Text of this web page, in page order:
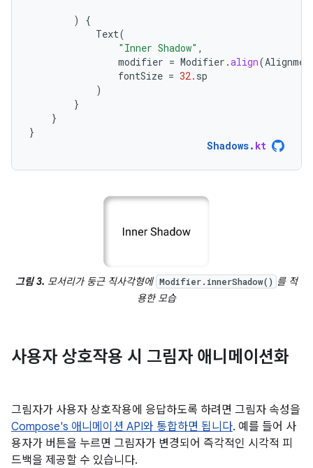
)
{
Text(
"Inner Shadow" ,
modifier = Modifier .align(
fontSize = 32. sp
)
}
}
}
Shadows. kt
그림 3. 모서리가 둥근 직사각형에 Modifier.innerShadow() 를 적
용한 모습
사용자 상호작용 시 그림자 애니메이션화
그림자가 사용자 상호작용에 응답하도록 하려면 그림자 속성을
Compose's 애니메이션 API와 통합하면 됩니다. 예를 들어 사
용자가 버튼을 누르면 그림자가 변경되어 즉각적인 시각적 피
드백을 제공할 수 있습니다.